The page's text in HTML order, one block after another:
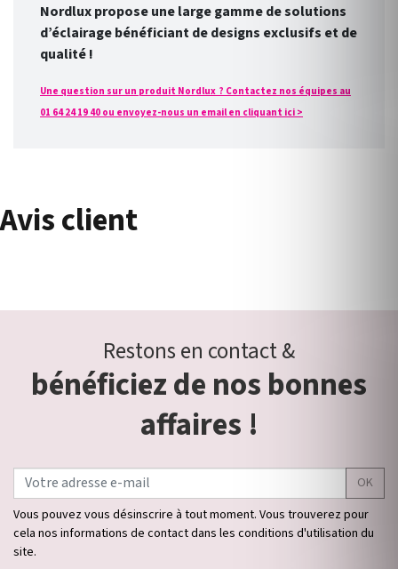
Nordlux propose une large gamme de solutions
d’éclairage bénéficiant de designs exclusifs et de
qualité !
Une question sur un produit Nordlux ? Contactez nos équipes au
01 64 24 19 40 ou envoyez-nous un email en cliquant ici >
Avis client
Restons en contact &
bénéficiez de nos bonnes
affaires !
OK
Vous pouvez vous désinscrire à tout moment. Vous trouverez pour
cela nos informations de contact dans les conditions d'utilisation du
site.